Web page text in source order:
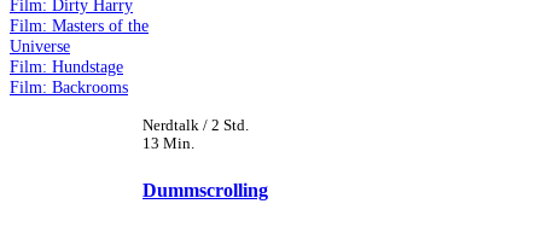
Film: Dirty Harry
Film: Masters of the
Universe
Film: Hundstage
Film: Backrooms
Nerdtalk / 2 Std.
13 Min.
Dummscrolling